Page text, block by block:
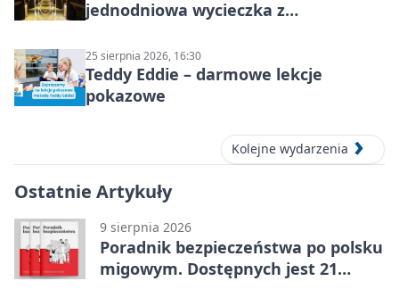
jednodniowa wycieczka z
miasta
25 sierpnia 2026, 16:30
Teddy Eddie – darmowe lekcje
pokazowe
Kolejne wydarzenia
Ostatnie Artykuły
9 sierpnia 2026
Poradnik bezpieczeństwa po polsku
migowym. Dostępnych jest 21